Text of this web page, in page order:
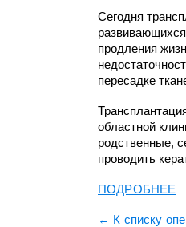
Колопроктологии
Мобильной
помощи
Неврологическое
Неврологическое
больных с острыми
нарушениями
кровообращения
Сегодня
продления
пересадке
областной
родственные,
проводить
ПОДРОБНЕЕ
← К списку